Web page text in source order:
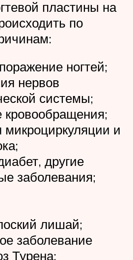
пластины на
по
ногтей;
нервов
системы;
кровообращения;
и
другие
заболевания;
лишай;
заболевание
Турена;